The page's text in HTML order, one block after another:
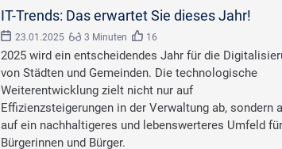
IT-Trends: Das erwartet Sie dieses Jahr!
23.01.2025 3 Minuten 16
2025 wird ein entscheidendes Jahr für die
von Städten und Gemeinden. Die technologische
Weiterentwicklung zielt nicht nur auf
Effizienzsteigerungen in der Verwaltung ab, sondern
auf ein nachhaltigeres und lebenswerteres Umfeld für
Bürgerinnen und Bürger.